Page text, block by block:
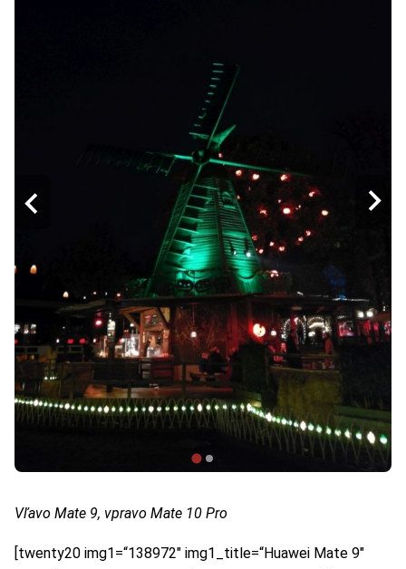
Vľavo Mate 9, vpravo Mate 10 Pro
[twenty20 img1=“138972″ img1_title=“Huawei Mate 9″